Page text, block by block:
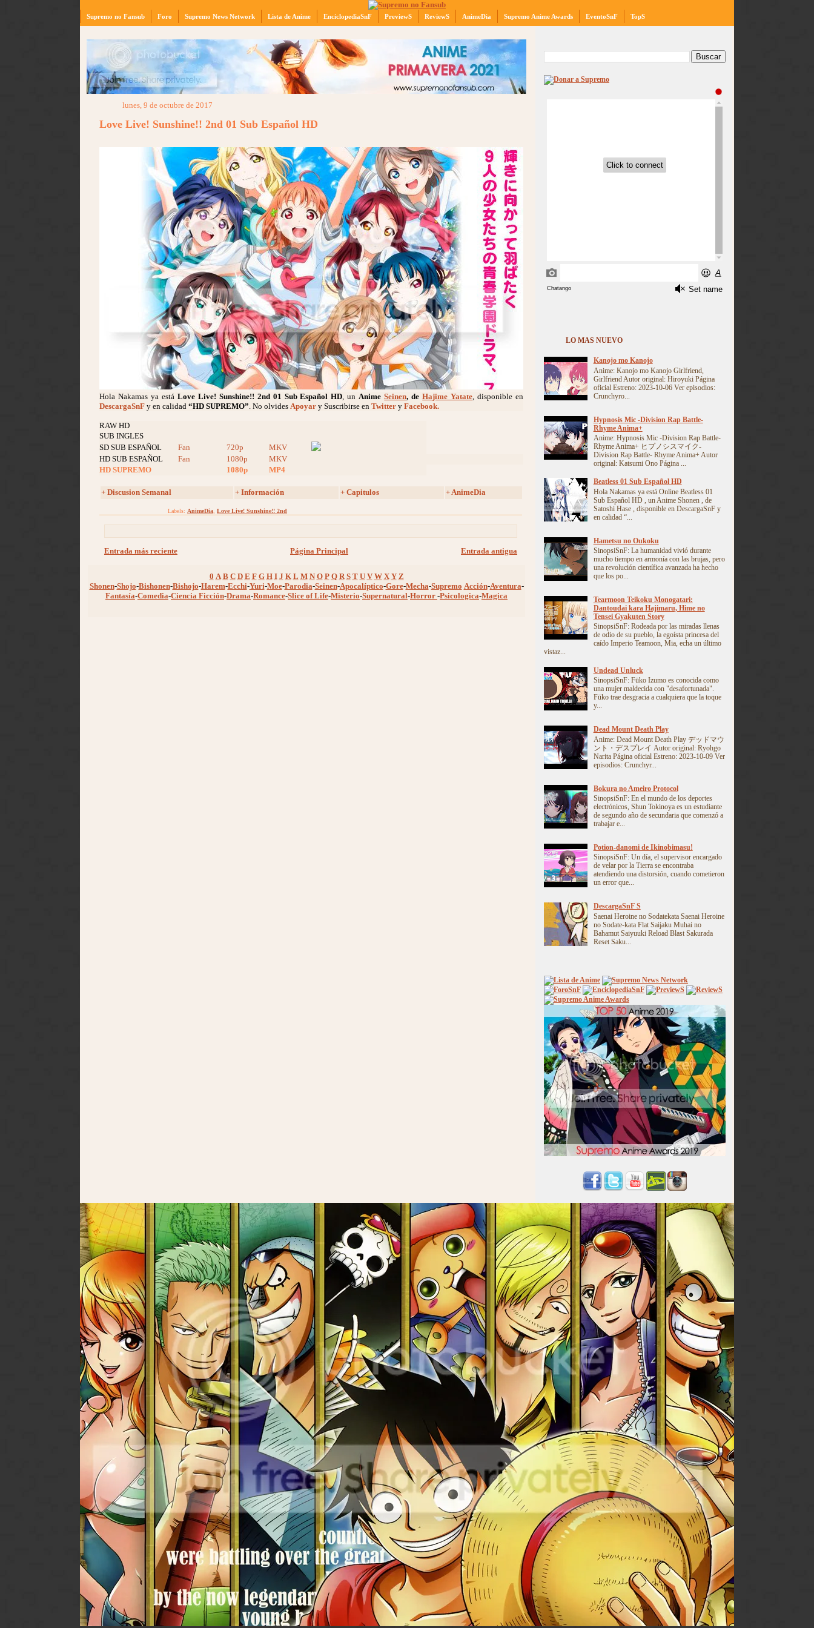
Supremo no Fansub Foro Supremo News Network Lista de Anime EnciclopediaSnF PreviewS ReviewS AnimeDia Supremo Anime Awards EventoSnF TopS
lunes, 9 de octubre de 2017
Love Live! Sunshine!! 2nd 01 Sub Español HD
Hola Nakamas ya está Love Live! Sunshine!! 2nd01 Sub Español HD , un AnimeSeinen, deHajime Yatate , disponible en
DescargaSnF y en calidad “HD SUPREMO” . No olvides Apoyar y Suscribirse en Twitter y Facebook.
RAW HD
SUB INGLES
SD SUB ESPAÑOL
Fan 720p
MKV
HD SUB ESPAÑOL
Fan 1080p
MKV
HD SUPREMO
1080p MP4
+ Discusion Semanal + Información + Capitulos + AnimeDia
Labels: AnimeDia Love Live! Sunshine!! 2nd
Entrada más reciente Entrada antigua
Página Principal
0 A B C D E F G H I J K L M N O P Q R S T U V W X Y Z
Shonen-Shojo-Bishonen-Bishojo-Harem-Ecchi-Yuri-Moe-Parodia-Seinen-Apocalíptico-Gore-Mecha-Supremo Acción-Aventura-
Fantasía-Comedia-Ciencia Ficción-Drama-Romance-Slice of Life-Misterio-Supernatural-Horror -Psicologica-Magica
LO MAS NUEVO
Kanojo mo Kanojo
Anime: Kanojo mo Kanojo Girlfriend,
Girlfriend Autor original: Hiroyuki Página
oficial Estreno: 2023-10-06 Ver episodios:
Crunchyro...
Hypnosis Mic -Division Rap Battle-
Rhyme Anima+
Anime: Hypnosis Mic -Division Rap Battle-
Rhyme Anima+ ヒプノシスマイク-
Division Rap Battle- Rhyme Anima+ Autor
original: Katsumi Ono Página ...
Beatless 01 Sub Español HD
Hola Nakamas ya está Online Beatless 01
Sub Español HD , un Anime Shonen , de
Satoshi Hase , disponible en DescargaSnF y
en calidad “...
Hametsu no Oukoku
SinopsiSnF: La humanidad vivió durante
mucho tiempo en armonía con las brujas, pero
una revolución científica avanzada ha hecho
que los po...
Tearmoon Teikoku Monogatari:
Dantoudai kara Hajimaru, Hime no
Tensei Gyakuten Story
SinopsiSnF: Rodeada por las miradas llenas
de odio de su pueblo, la egoísta princesa del
caído Imperio Teamoon, Mia, echa un último
vistaz...
Undead Unluck
SinopsiSnF: Fūko Izumo es conocida como
una mujer maldecida con "desafortunada".
Fūko trae desgracia a cualquiera que la toque
y...
Dead Mount Death Play
Anime: Dead Mount Death Play デッドマウ
ント・デスプレイ Autor original: Ryohgo
Narita Página oficial Estreno: 2023-10-09 Ver
episodios: Crunchyr...
Bokura no Ameiro Protocol
SinopsiSnF: En el mundo de los deportes
electrónicos, Shun Tokinoya es un estudiante
de segundo año de secundaria que comenzó a
trabajar e...
Potion-danomi de Ikinobimasu!
SinopsiSnF: Un día, el supervisor encargado
de velar por la Tierra se encontraba
atendiendo una distorsión, cuando cometieron
un error que...
DescargaSnF S
Saenai Heroine no Sodatekata Saenai Heroine
no Sodate-kata Flat Saijaku Muhai no
Bahamut Saiyuuki Reload Blast Sakurada
Reset Saku...